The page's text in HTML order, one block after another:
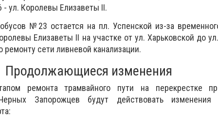
ул. Королевы Елизаветы II.
№23 остается на пл. Успенской из-за
Елизаветы II на участке от ул. Харьковской до
сети ливневой канализации.
Продолжающиеся изменения
ремонта трамвайного пути на перекрестке
Запорожцев будут действовать